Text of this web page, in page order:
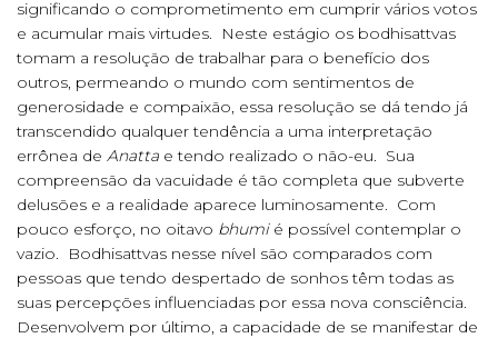
significando o comprometimento em cumprir vários votos
e acumular mais virtudes. Neste estágio os bodhisattvas
tomam a resolução de trabalhar para o benefício dos
outros, permeando o mundo com sentimentos de
generosidade e compaixão, essa resolução se dá tendo já
transcendido qualquer tendência a uma interpretação
errônea de Anatta e tendo realizado o não-eu. Sua
compreensão da vacuidade é tão completa que subverte
delusões e a realidade aparece luminosamente. Com
pouco esforço, no oitavo bhumié possível contemplar o
vazio. Bodhisattvas nesse nível são comparados com
pessoas que tendo despertado de sonhos têm todas as
suas percepções influenciadas por essa nova consciência.
Desenvolvem por último, a capacidade de se manifestar de